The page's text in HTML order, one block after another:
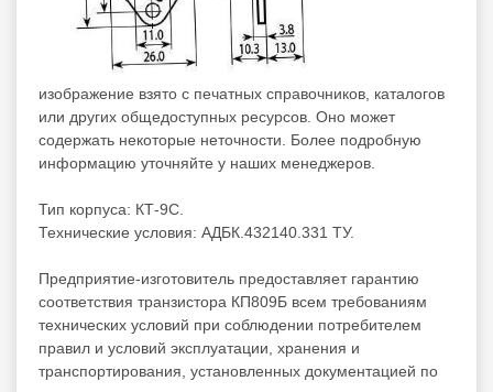
изображение взято с печатных справочников, каталогов
или других общедоступных ресурсов. Оно может
содержать некоторые неточности. Более подробную
информацию уточняйте у наших менеджеров.
Тип корпуса: КТ-9С.
Технические условия: АДБК.432140.331 ТУ.
Предприятие-изготовитель предоставляет гарантию
соответствия транзистора КП809Б всем требованиям
технических условий при соблюдении потребителем
правил и условий эксплуатации, хранения и
транспортирования, установленных документацией по